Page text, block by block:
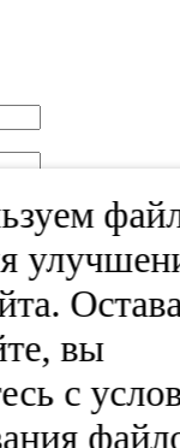
вы
с